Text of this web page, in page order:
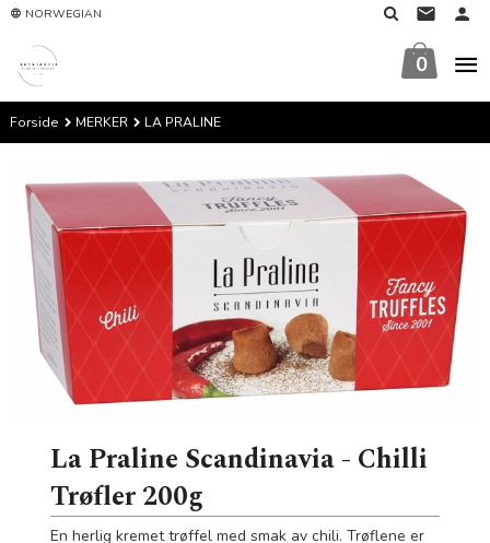
Gå
innholdet
NORWEGIAN
0
Forside MERKER LA PRALINE
La Praline Scandinavia - Chilli
Trøfler 200g
En herlig kremet trøffel med smak av chili. Trøflene er